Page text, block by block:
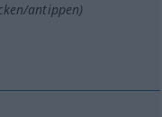
antippen)